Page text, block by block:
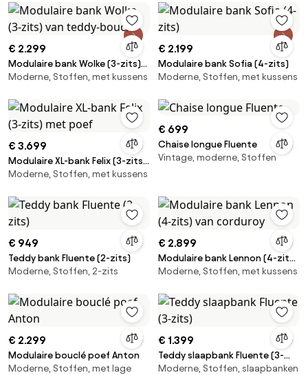
€ 2.299
Modulaire bank Wolke (3-zits)
van teddy-bouclé
Moderne, Stoffen, met kussens
€ 2.199
Modulaire bank Sofia (4-zits)
Moderne, Stoffen, met kussens
€ 3.699
Modulaire XL-bank Felix (3-zits)
met poef
Moderne, Stoffen, met kussens
€ 699
Chaise longue Fluente
Vintage, moderne, Stoffen
€ 949
Teddy bank Fluente (2-zits)
Moderne, Stoffen, 2-zits
€ 2.899
Modulaire bank Lennon (4-zits)
van corduroy
Moderne, Stoffen, met kussens
€ 2.299
Modulaire bouclé poef Anton
Moderne, Stoffen, met lage
€ 1.399
Teddy slaapbank Fluente (3-
zits)
Moderne, Stoffen, slaapbanken